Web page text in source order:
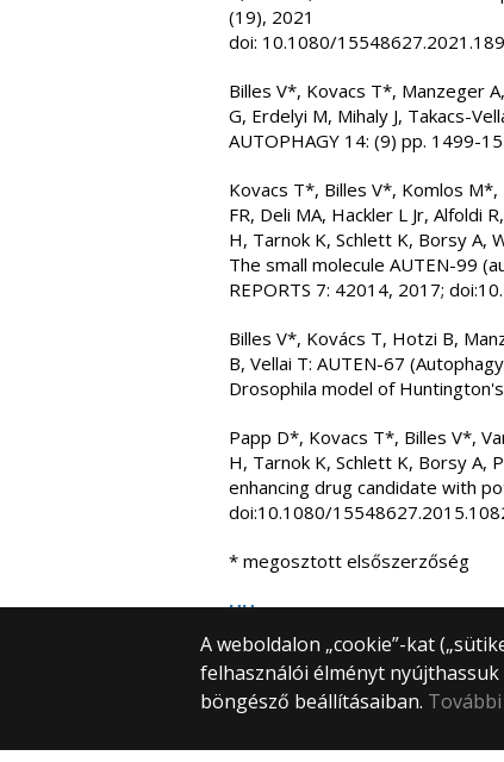
(19), 2021
doi: 10.1080/
Billes V*, Kovacs T*, Manzeger
G, Erdelyi M, Mihaly J, Takacs-
AUTOPHAGY 14: (9) pp. 1499-
Kovacs T*, Billes V*, Komlos M*,
FR, Deli MA, Hackler L Jr, Alfoldi
H, Tarnok K, Schlett K, Borsy A,
The small molecule AUTEN-99
REPORTS 7: 42014, 2017;
Billes V*, Kovács T, Hotzi B,
B, Vellai T: AUTEN-67
Drosophila model of
Papp D*, Kovacs T*, Billes V*,
H, Tarnok K, Schlett K, Borsy A,
enhancing drug candidate with
doi:10.1080/
* megosztott elsőszerzőség
HU
A weboldalon „cookie”-kat
felhasználói élményt
böngésző beállításaiban.
Biológiai Intézet